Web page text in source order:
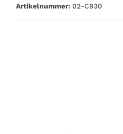
Artikelnummer: 02-C930